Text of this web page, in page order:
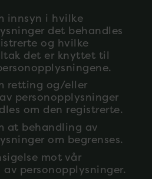
innsyn i hvilke
det behandles
og hvilke
det er knyttet til
retting og/eller
personopplysninger
om den registrerte.
at behandling av
om begrenses.
mot vår
personopplysninger.